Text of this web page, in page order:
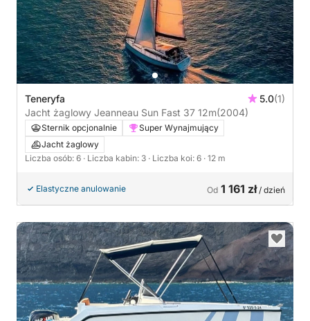
Teneryfa 5.0(1)
Jacht żaglowy Jeanneau Sun Fast 37 12m(2004)
Sternik opcjonalnie
Super Wynajmujący
Jacht żaglowy
Liczba osób: 6 · Liczba kabin: 3 · Liczba koi: 6 · 12 m
Elastyczne anulowanie Od 1 161 zł/ dzień